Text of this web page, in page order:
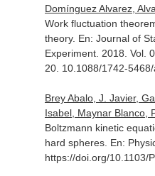
Domínguez Alvarez,
Work fluctuation
theory. En: Journal of
Experiment. 2018. Vol.
20. 10.1088/1742-
Brey Abalo, J. Javier,
Isabel, Maynar Blanco,
Boltzmann kinetic
hard spheres. En:
https://doi.org/10.1103/